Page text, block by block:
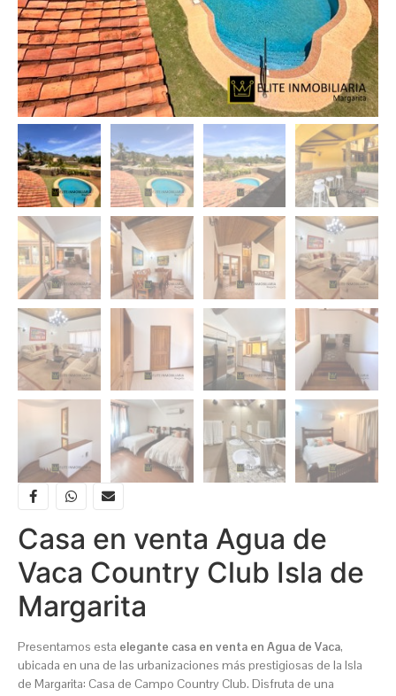
Casa en venta Agua de
Vaca Country Club Isla de
Margarita
Presentamos esta elegante casa en venta en Agua de Vaca,
ubicada en una de las urbanizaciones más prestigiosas de la Isla
de Margarita: Casa de Campo Country Club. Disfruta de una